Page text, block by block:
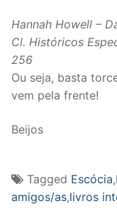
Hannah Howell –
Cl. Históricos
256
Ou seja, basta
vem pela frente!
Beijos
Tagged Escócia,
amigos/as,livros